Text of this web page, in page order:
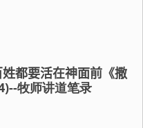
都要活在神面前《撒
)--牧师讲道笔录